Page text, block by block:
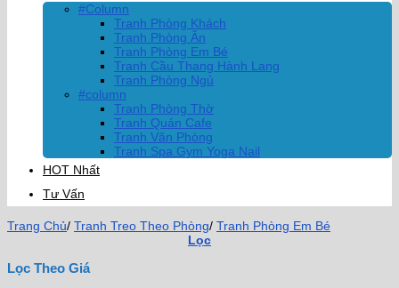
#Column
Tranh Phòng Khách
Tranh Phòng Ăn
Tranh Phòng Em Bé
Tranh Cầu Thang Hành Lang
Tranh Phòng Ngủ
#column
Tranh Phòng Thờ
Tranh Quán Cafe
Tranh Văn Phòng
Tranh Spa Gym Yoga Nail
HOT Nhất
Tư Vấn
Trang Chủ/ Tranh Treo Theo Phòng/ Tranh Phòng Em Bé
Lọc
Lọc Theo Giá